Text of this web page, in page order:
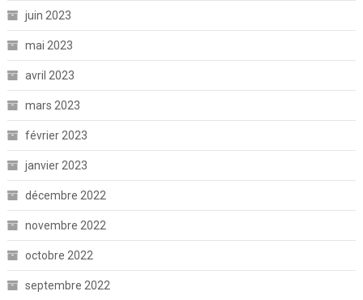
juin 2023
mai 2023
avril 2023
mars 2023
février 2023
janvier 2023
décembre 2022
novembre 2022
octobre 2022
septembre 2022